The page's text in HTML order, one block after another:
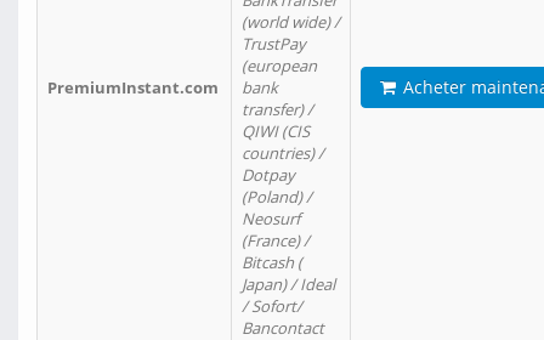
PremiumInstant.com
(world wide) /
TrustPay
(european
bank
transfer) /
QIWI (CIS
countries) /
Dotpay
(Poland) /
Neosurf
(France) /
Bitcash (
Japan) / Ideal
/ Sofort/
Bancontact
Acheter